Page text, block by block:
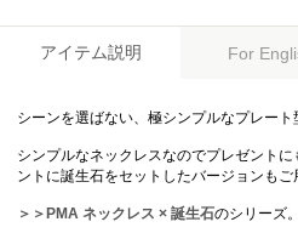
アイテム説明 For
シーンを選ばない、極シンプルなプレート
シンプルなネックレスなのでプレゼント
ントに誕生石をセットしたバージョンもご
＞＞PMA ネックレス × 誕生石のシリーズ。